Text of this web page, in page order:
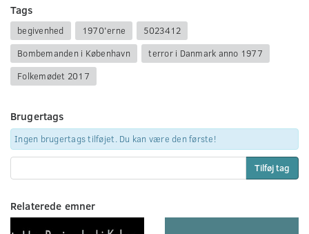
Tags
begivenhed 1970'erne
5023412
Bombemanden i København
terror i Danmark anno 1977
Folkemødet 2017
Brugertags
Ingen brugertags tilføjet. Du kan være den første!
Tilføj tag
Relaterede emner